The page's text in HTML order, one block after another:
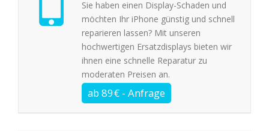
Sie haben einen Display-Schaden und
möchten Ihr iPhone günstig und schnell
reparieren lassen? Mit unseren
hochwertigen Ersatzdisplays bieten wir
ihnen eine schnelle Reparatur zu
moderaten Preisen an.